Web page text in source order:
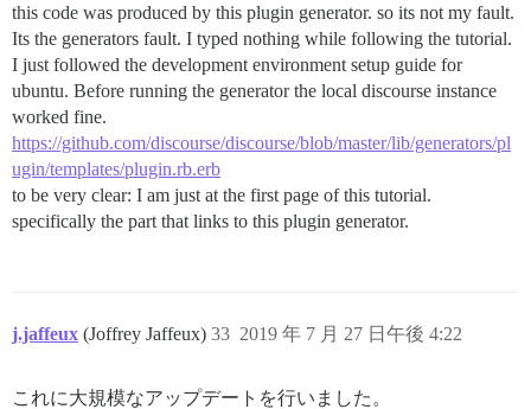
this code was produced by this plugin generator. so its not my fault.
Its the generators fault. I typed nothing while following the tutorial.
I just followed the development environment setup guide for
ubuntu. Before running the generator the local discourse instance
worked fine.
https://github.com/discourse/discourse/blob/master/lib/generators/pl
ugin/templates/plugin.rb.erb
to be very clear: I am just at the first page of this tutorial.
specifically the part that links to this plugin generator.
j.jaffeux (Joffrey Jaffeux) 2019 年 7 月 27 日午後 4:22
33
これに大規模なアップデートを行いました。